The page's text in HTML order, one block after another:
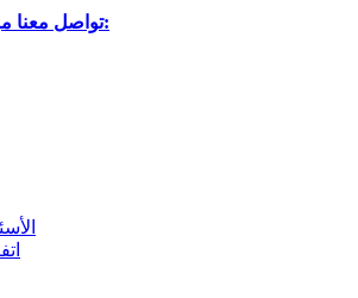
تواصل معنا مباشرة عبر الواتس اب: